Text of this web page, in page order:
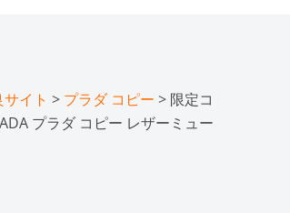
イト > プラダ コピー > 限定コ
プラダ コピー レザーミュー